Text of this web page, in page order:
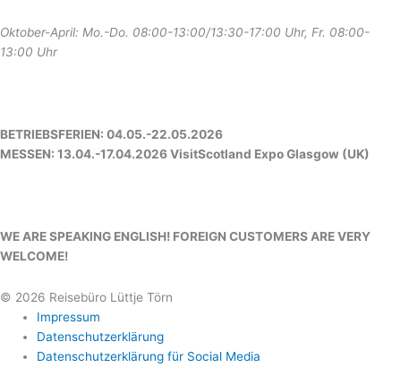
Oktober-April: Mo.-Do. 08:00-13:00/13:30-17:00 Uhr, Fr. 08:00-
13:00 Uhr
BETRIEBSFERIEN: 04.05.-22.05.2026
MESSEN: 13.04.-17.04.2026 VisitScotland Expo Glasgow (UK)
WE ARE SPEAKING ENGLISH! FOREIGN CUSTOMERS ARE VERY
WELCOME!
© 2026 Reisebüro Lüttje Törn
Impressum
Datenschutzerklärung
Datenschutzerklärung für Social Media